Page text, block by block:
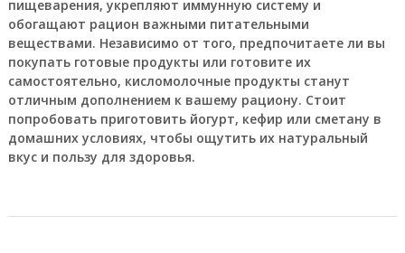
пищеварения, укрепляют иммунную систему и
обогащают рацион важными питательными
веществами. Независимо от того, предпочитаете ли вы
покупать готовые продукты или готовите их
самостоятельно, кисломолочные продукты станут
отличным дополнением к вашему рациону. Стоит
попробовать приготовить йогурт, кефир или сметану в
домашних условиях, чтобы ощутить их натуральный
вкус и пользу для здоровья.